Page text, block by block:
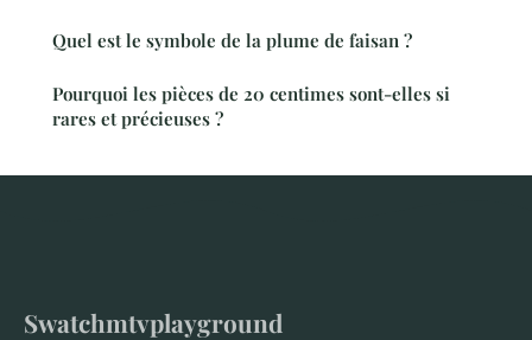
Quel est le symbole de la plume de faisan ?
Pourquoi les pièces de 20 centimes sont-elles si
rares et précieuses ?
Swatchmtvplayground